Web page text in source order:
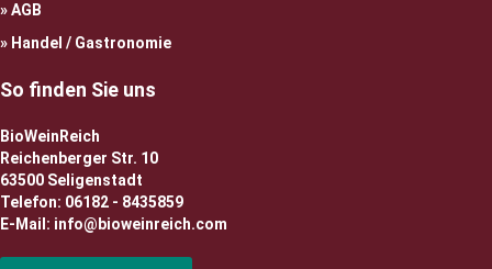
AGB
Handel / Gastronomie
So finden Sie uns
BioWeinReich
Reichenberger Str. 10
63500 Seligenstadt
Telefon: 06182 - 8435859
E-Mail: info@bioweinreich.com